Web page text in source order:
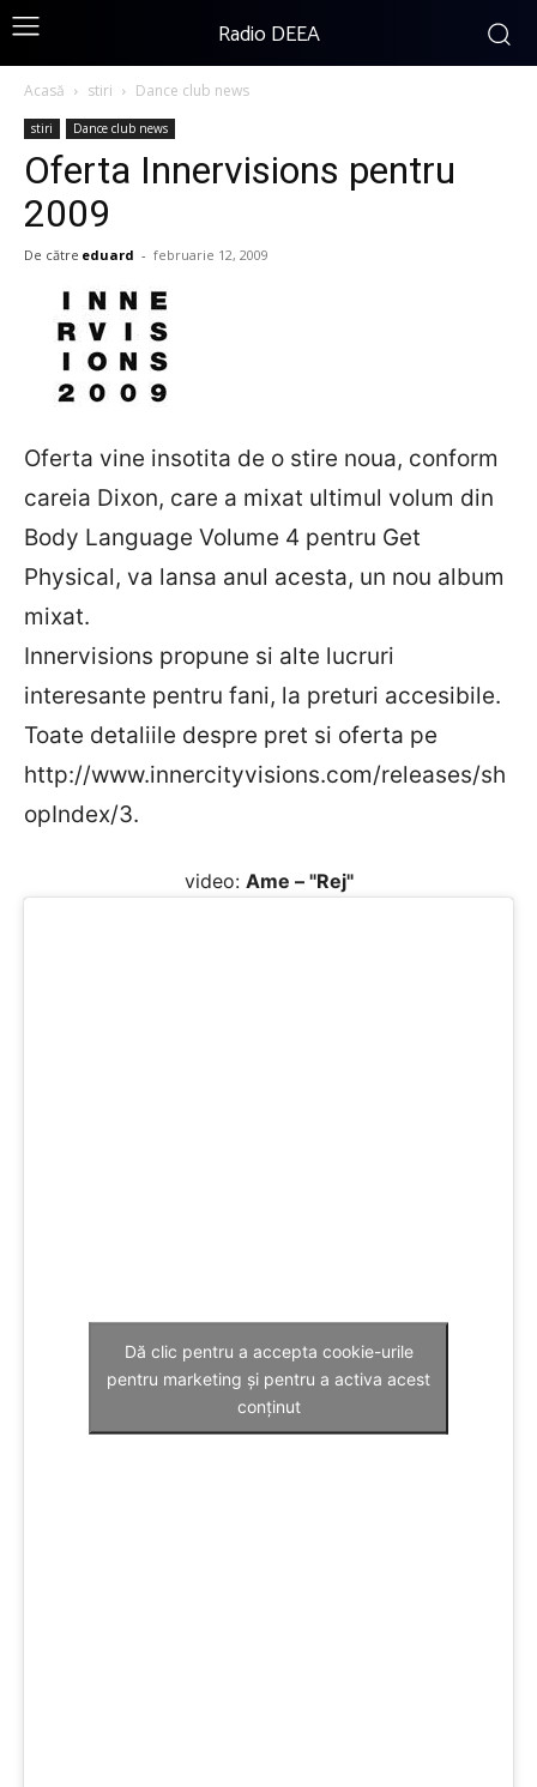
Radio DEEA
Acasă stiri Dance club news
stiri Dance club news
Oferta Innervisions pentru
2009
De către eduard - februarie 12, 2009
Oferta vine insotita de o stire noua, conform
careia Dixon, care a mixat ultimul volum din
Body Language Volume 4 pentru Get
Physical, va lansa anul acesta, un nou album
mixat.
Innervisions propune si alte lucruri
interesante pentru fani, la preturi accesibile.
Toate detaliile despre pret si oferta pe
http://www.innercityvisions.com/releases/sh
opIndex/3.
video: Ame – "Rej"
Dă clic pentru a accepta cookie-urile
pentru marketing și pentru a activa acest
conținut